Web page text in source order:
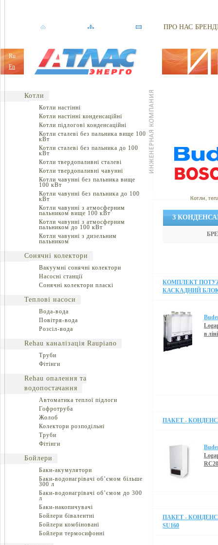
Ru
En
ПРО НАС
Котли
Котли настінні
Котли настінні конденсаційні
Котли підлогові конденсаційні
Котли сталеві без пальника вище 100
кВт
Котли сталеві без пальника до 100
кВт
Котли твердопаливні сталеві
Котли твердопаливні чавунні
Котли чавунні без пальника вище
100 кВт
Котли чавунні без пальника до 100
кВт
Котли чавунні з атмосферним
пальником вище 100 кВт
Котли чавунні з атмосферним
пальником до 100 кВт
Котли чавунні з дизельним
пальником
Сонячні колектори
Вакуумні сонячні колектори
Насосні станції
Сонячні колектори пласкі
Теплові насоси
Вода-вода
Повітря-вода
Розсіл-вода
Rehau каналізація Raupiano
Труби
Фітінги
Rehau опалення та
водопостачання
Автоматика теплої підлоги
Гофротруба
Жолоб
Колектори розподільні
Труби
Фітінги
Бойлери
Баки-акумулятори
Баки-водонагрівачі об’ємом більше
300 л
Баки-водонагрівачі об’ємом до 300
л
Баки-накопичувачі
Бойлери бівалентні
Бойлери комбіновані
Бойлери термосифонні
Котли,
З
КОМПЛЕКТ
КАСКАДНИЙ БЛОК
в
ПАКЕТ -
RC20
ПАКЕТ -
SU160